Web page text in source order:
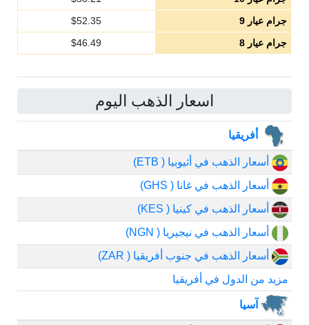
جرام عيار 9
$52.35
جرام عيار 8
$46.49
اسعار الذهب اليوم
أفريقيا
أسعار الذهب في أثيوبيا ( ETB)
أسعار الذهب في غانا ( GHS)
أسعار الذهب في كينيا ( KES)
أسعار الذهب في نيجيريا ( NGN)
أسعار الذهب في جنوب أفريقيا ( ZAR)
مزيد من الدول في أفريقيا
آسيا